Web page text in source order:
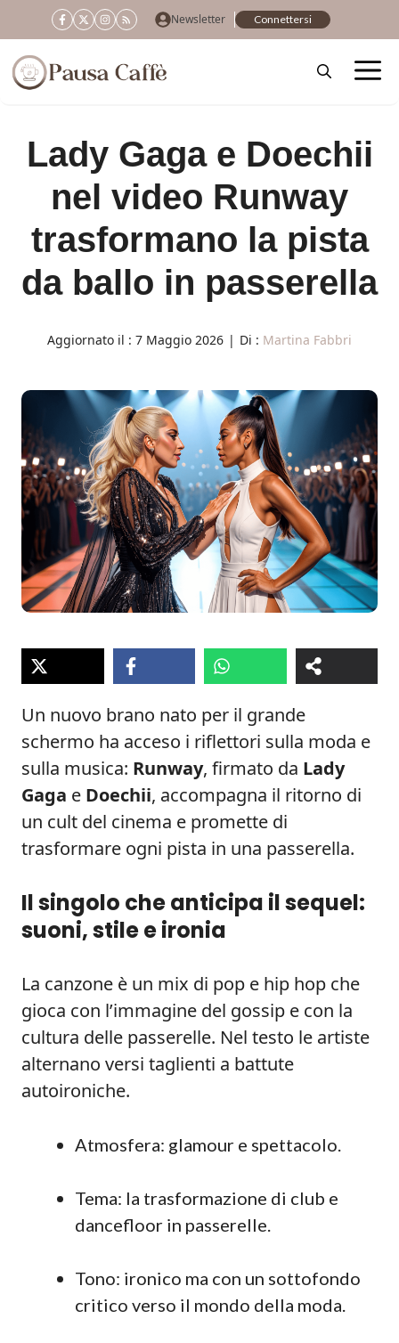
al
contenuto
Newsletter Connettersi
Lady Gaga e Doechii
nel video Runway
trasformano la pista
da ballo in passerella
Aggiornato il : 7 Maggio 2026 | Di : Martina Fabbri
Un nuovo brano nato per il grande
schermo ha acceso i riflettori sulla moda e
sulla musica: Runway, firmato da Lady
Gaga e Doechii, accompagna il ritorno di
un cult del cinema e promette di
trasformare ogni pista in una passerella.
Il singolo che anticipa il sequel:
suoni, stile e ironia
La canzone è un mix di pop e hip hop che
gioca con l’immagine del gossip e con la
cultura delle passerelle. Nel testo le artiste
alternano versi taglienti a battute
autoironiche.
Atmosfera: glamour e spettacolo.
Tema: la trasformazione di club e
dancefloor in passerelle.
Tono: ironico ma con un sottofondo
critico verso il mondo della moda.